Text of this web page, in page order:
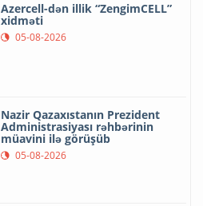
Azercell-dən illik “ZengimCELL”
xidməti
05-08-2026
Nazir Qazaxıstanın Prezident
Administrasiyası rəhbərinin
müavini ilə görüşüb
05-08-2026